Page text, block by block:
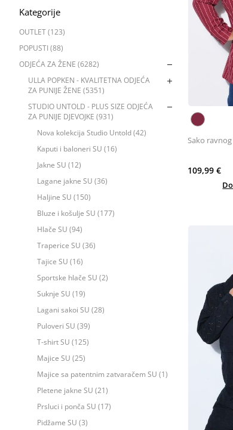
Kategorije
OUTLET (123)
POPUSTI (88)
ODJEĆA ZA ŽENE (6282)
ULLA POPKEN - KVALITETNA ODJEĆA
ZA PUNIJE ŽENE (5351)
STUDIO UNTOLD - PLUS SIZE ODJEĆA
ZA PUNIJE DJEVOJKE (931)
Nova kolekcija Studio Untold (42)
Kaputi i baloneri SU (16)
Jakne SU (12)
Lagane jakne SU (36)
Haljine SU (150)
Bluze i košulje SU (177)
Hlače SU (94)
Traperice SU (36)
Tajice SU (16)
Sportske hlače SU (2)
Suknje SU (19)
Lagani sakoi SU (28)
Puloveri SU (39)
T-shirt SU (125)
Majice SU (25)
Majice sa patentnim zatvaračem SU (1)
Pletene jakne SU (21)
Prsluci i ponča SU (17)
Pidžame SU (3)
Sako
109,99 €